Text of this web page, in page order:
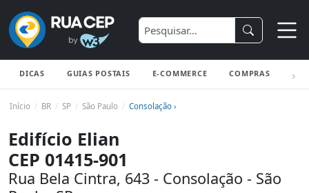
DICAS GUIAS POSTAIS E-COMMERCE COMPRAS
Início BR SP São Paulo Consolação ›
Edifício Elian
CEP 01415-901
Rua Bela Cintra, 643 - Consolação - São